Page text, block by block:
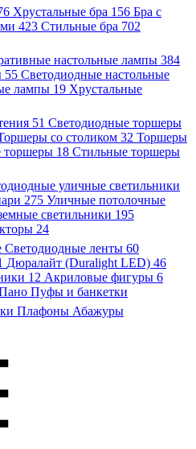
Хрустальные бра 156 Бра с
423 Стильные бра 702
настольные лампы 384
55 Светодиодные настольные
лампы 19 Хрустальные
51 Светодиодные торшеры
со столиком 32 Торшеры
торшеры 18 Стильные торшеры
уличные светильники
275 Уличные потолочные
светильники 195
24
Светодиодные ленты 60
Дюралайт (Duralight LED) 46
12 Акриловые фигуры 6
Пуфы и банкетки
Плафоны Абажуры